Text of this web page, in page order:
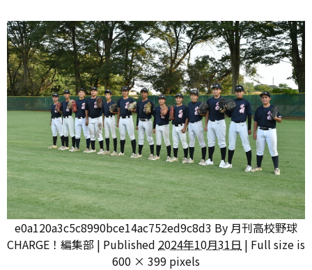
e0a120a3c5c8990bce14ac752ed9c8d3 By 月刊高校野球
CHARGE！編集部 | Published 2024年10月31日 | Full size is
600 × 399 pixels